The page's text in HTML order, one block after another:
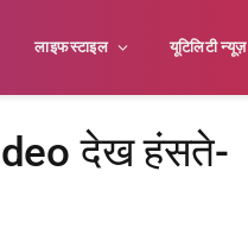
लाइफस्टाइल यूटिलिटी न्यूज़
देख हंसते-